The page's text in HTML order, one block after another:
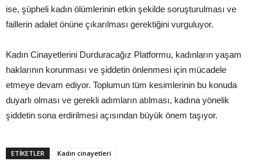
ise, şüpheli kadın ölümlerinin etkin şekilde soruşturulması ve
faillerin adalet önüne çıkarılması gerektiğini vurguluyor.
Kadın Cinayetlerini Durduracağız Platformu, kadınların yaşam
haklarının korunması ve şiddetin önlenmesi için mücadele
etmeye devam ediyor. Toplumun tüm kesimlerinin bu konuda
duyarlı olması ve gerekli adımların atılması, kadına yönelik
şiddetin sona erdirilmesi açısından büyük önem taşıyor.
ETIKETLER Kadın cinayetleri